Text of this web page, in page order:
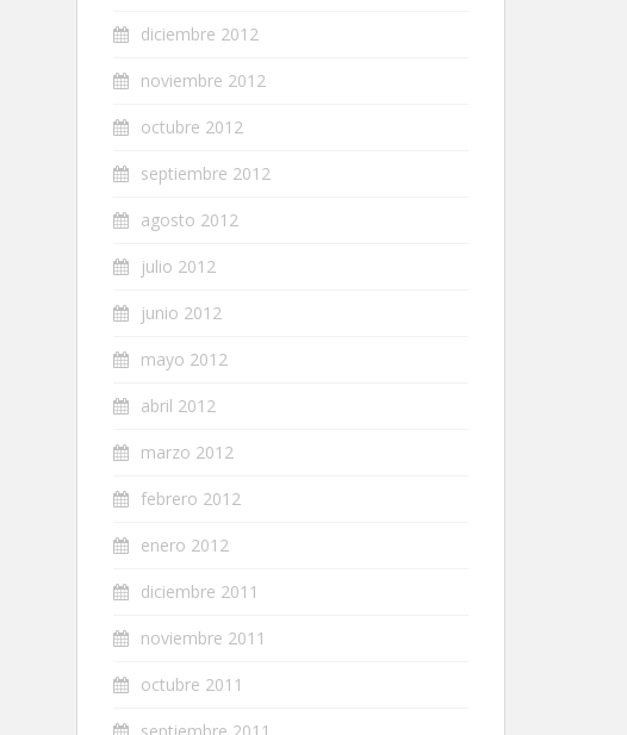
diciembre 2012
noviembre 2012
octubre 2012
septiembre 2012
agosto 2012
julio 2012
junio 2012
mayo 2012
abril 2012
marzo 2012
febrero 2012
enero 2012
diciembre 2011
noviembre 2011
octubre 2011